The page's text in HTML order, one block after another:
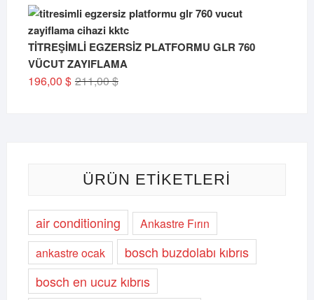
TİTREŞİMLİ EGZERSİZ PLATFORMU GLR 760
VÜCUT ZAYIFLAMA
211,00$Orijinal
196,00 $
Şu
ÜRÜN ETIKETLERI
air conditioning
Ankastre Fırın
ankastre ocak
bosch buzdolabı kıbrıs
bosch en ucuz kıbrıs